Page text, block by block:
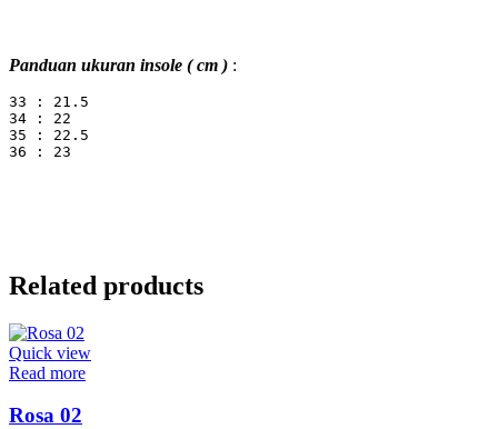
Panduan ukuran insole ( cm ) :
33 : 21.5
34 : 22
35 : 22.5
36 : 23
Related products
Quick view
Read more
Rosa 02